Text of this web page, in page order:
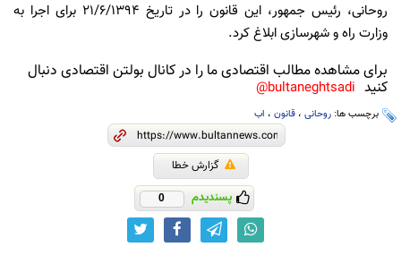
روحانی، رئیس جمهور، این قانون را در تاریخ ۲۱/۶/۱۳۹۴ برای اجرا به
وزارت راه و شهرسازی ابلاغ کرد.
برای مشاهده مطالب اقتصادی ما را در کانال بولتن اقتصادی دنبال
کنید bultaneghtsadi@
برچسب ها: روحانی ، قانون ، اب
گزارش خطا
پسندیدم 0